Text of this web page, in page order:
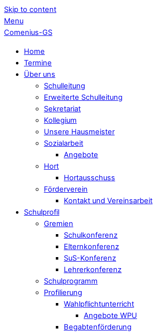
Skip to content
Menu
Comenius-GS
Home
Termine
Über uns
Schulleitung
Erweiterte Schulleitung
Sekretariat
Kollegium
Unsere Hausmeister
Sozialarbeit
Angebote
Hort
Hortausschuss
Förderverein
Kontakt und Vereinsarbeit
Schulprofil
Gremien
Schulkonferenz
Elternkonferenz
SuS-Konferenz
Lehrerkonferenz
Schulprogramm
Profilierung
Wahlpflichtunterricht
Angebote WPU
Begabtenförderung